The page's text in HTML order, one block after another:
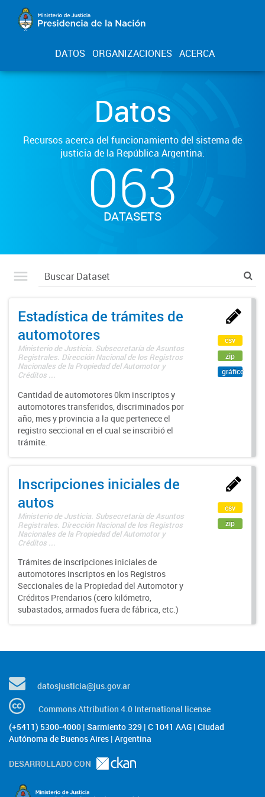
DATOS ORGANIZACIONES ACERCA
Datos
Recursos acerca del funcionamiento del sistema de
justicia de la República Argentina.
063
DATASETS
Estadística de trámites de
automotores
Ministerio de Justicia. Subsecretaría de Asuntos
Registrales. Dirección Nacional de los Registros
Nacionales de la Propiedad del Automotor y
Créditos ...
Cantidad de automotores 0km inscriptos y
automotores transferidos, discriminados por
año, mes y provincia a la que pertenece el
registro seccional en el cual se inscribió el
trámite.
csv
zip
gráfico
Inscripciones iniciales de
autos
Ministerio de Justicia. Subsecretaría de Asuntos
Registrales. Dirección Nacional de los Registros
Nacionales de la Propiedad del Automotor y
Créditos ...
Trámites de inscripciones iniciales de
automotores inscriptos en los Registros
Seccionales de la Propiedad del Automotor y
Créditos Prendarios (cero kilómetro,
subastados, armados fuera de fábrica, etc.)
csv
zip
datosjusticia@jus.gov.ar
Commons Attribution 4.0 International license
(+5411) 5300-4000 | Sarmiento 329 | C 1041 AAG | Ciudad
Autónoma de Buenos Aires | Argentina
DESARROLLADO CON